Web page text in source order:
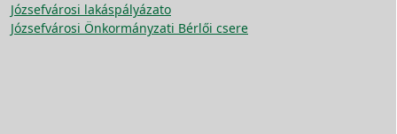
Józsefvárosi lakáspályázato
Józsefvárosi Önkormányzati Bérlői csere